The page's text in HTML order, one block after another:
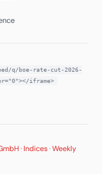
q/boe-rate-cut-2026-
iframe>
· Indices·Weekly